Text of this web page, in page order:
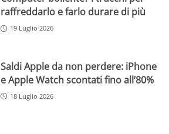
raffreddarlo e farlo durare di più
19 Luglio 2026
Saldi Apple da non perdere: iPhone
e Apple Watch scontati fino all’80%
18 Luglio 2026